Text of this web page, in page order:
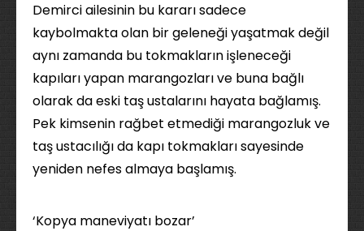
Demirci ailesinin bu kararı sadece
kaybolmakta olan bir geleneği yaşatmak değil
aynı zamanda bu tokmakların işleneceği
kapıları yapan marangozları ve buna bağlı
olarak da eski taş ustalarını hayata bağlamış.
Pek kimsenin rağbet etmediği marangozluk ve
taş ustacılığı da kapı tokmakları sayesinde
yeniden nefes almaya başlamış.
‘Kopya maneviyatı bozar’